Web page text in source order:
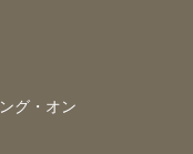
グ・オン